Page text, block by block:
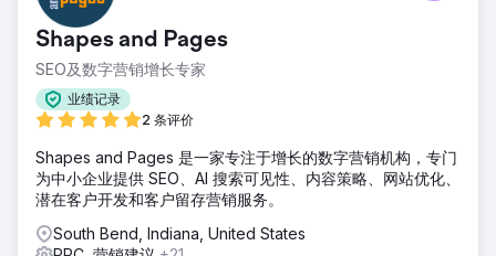
Shapes and Pages
SEO及数字营销增长专家
业绩记录
2 条评价
Shapes and Pages 是一家专注于增长的数字营销机构，专门
为中小企业提供 SEO、AI 搜索可见性、内容策略、网站优化、
潜在客户开发和客户留存营销服务。
South Bend, Indiana, United States